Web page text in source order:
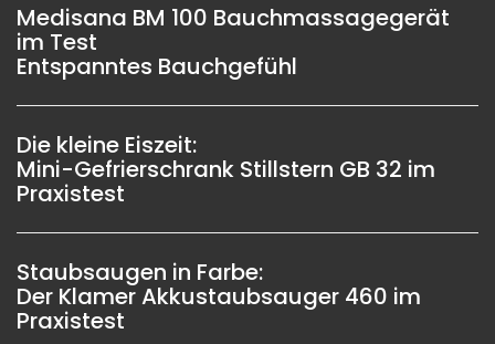
Medisana BM 100 Bauchmassagegerät
im Test
Entspanntes Bauchgefühl
Die kleine Eiszeit:
Mini-Gefrierschrank Stillstern GB 32 im
Praxistest
Staubsaugen in Farbe:
Der Klamer Akkustaubsauger 460 im
Praxistest